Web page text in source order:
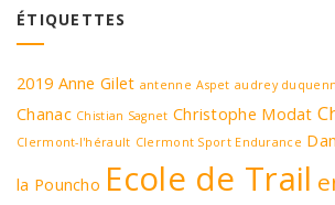
ÉTIQUETTES
2019 Anne Gilet antenne Aspet audrey
Chanac Chistian Sagnet Christophe Modat
Clermont-l'hérault Clermont Sport Endurance
la Pouncho Ecole de Trail